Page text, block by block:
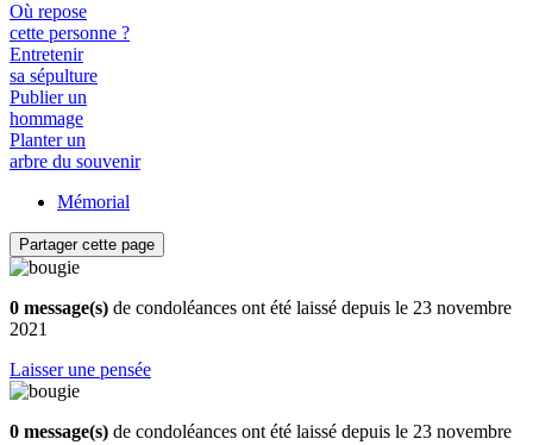
Où repose
cette personne ?
Entretenir
sa sépulture
Publier un
hommage
Planter un
arbre du souvenir
Mémorial
Partager cette page
0 message(s) de condoléances ont été laissé depuis le 23 novembre
2021
Laisser une pensée
0 message(s) de condoléances ont été laissé depuis le 23 novembre